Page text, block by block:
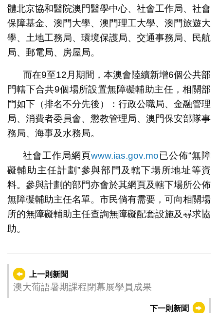
體北京協和醫院澳門醫學中心、社會工作局、社會
保障基金、澳門大學、澳門理工大學、澳門旅遊大
學、土地工務局、環境保護局、交通事務局、民航
局、郵電局、房屋局。
而在9至12月期間，本澳會陸續新增6個公共部
門轄下合共9個場所設置無障礙輔助主任，相關部
門如下（排名不分先後）：行政公職局、金融管理
局、消費者委員會、懲教管理局、澳門保安部隊事
務局、海事及水務局。
社會工作局網頁www.ias.gov.mo已公佈“無障
礙輔助主任計劃”參與部門及轄下場所地址等資
料。參與計劃的部門亦會於其網頁及轄下場所公佈
無障礙輔助主任名單。市民倘有需要，可向相關場
所的無障礙輔助主任查詢無障礙配套設施及尋求協
助。
上一則新聞
澳大葡語暑期課程閉幕展學員成果
下一則新聞